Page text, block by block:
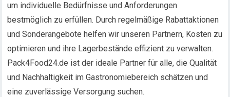
um individuelle Bedürfnisse und Anforderungen
bestmöglich zu erfüllen. Durch regelmäßige Rabattaktionen
und Sonderangebote helfen wir unseren Partnern, Kosten zu
optimieren und ihre Lagerbestände effizient zu verwalten.
Pack4Food24.de ist der ideale Partner für alle, die Qualität
und Nachhaltigkeit im Gastronomiebereich schätzen und
eine zuverlässige Versorgung suchen.